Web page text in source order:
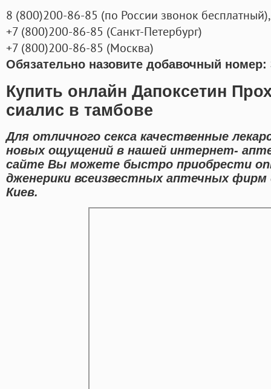
8 (800)200-86-85 (по России звонок бесплатный),
+7 (800)200-86-85 (Санкт-Петербург)
+7 (800)200-86-85 (Москва)
Обязательно назовите добавочный номер:
Купить онлайн Дапоксетин
сиалис в тамбове
Для отличного секса качественные
новых ощущений в нашей интернет-
сайте Вы можете быстро приобрести
дженерики всеизвестных аптечных фирм
Киев.